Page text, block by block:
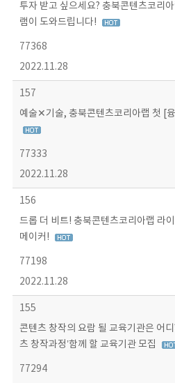
투자 받고 싶으세요? 충북콘텐츠코리
램이 도와드립니다!
77368
2022.11.28
157
예술✕기술, 충북콘텐츠코리아랩 첫 [
77333
2022.11.28
156
드롭 더 비트! 충북콘텐츠코리아랩 라
메이커!
77198
2022.11.28
155
콘텐츠 창작의 요람 될 교육기관은 어
츠 창작과정’함께 할 교육기관 모집
77294